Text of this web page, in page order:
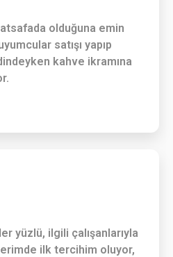
olduğuna emin
satışı yapıp
kahve ikramına
yüzlü, ilgili çalışanlarıyla
ilk tercihim oluyor,